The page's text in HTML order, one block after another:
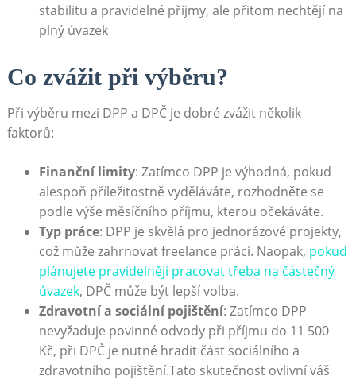
stabilitu a pravidelné příjmy, ale přitom nechtějí na
plný úvazek
Co zvážit při výběru?
Při výběru mezi DPP a DPČ je dobré zvážit několik
faktorů:
Finanční limity: Zatímco DPP je výhodná, pokud
alespoň příležitostně vyděláváte, rozhodněte se
podle výše měsíčního příjmu, kterou očekáváte.
Typ práce: DPP je skvělá pro jednorázové projekty,
což může zahrnovat freelance práci. Naopak, pokud
plánujete pravidelněji pracovat třeba na částečný
úvazek, DPČ může být lepší volba.
Zdravotní a sociální pojištění: Zatímco DPP
nevyžaduje povinné odvody při příjmu do 11 500
Kč, při DPČ je nutné hradit část sociálního a
zdravotního pojištění.Tato skutečnost ovlivní váš